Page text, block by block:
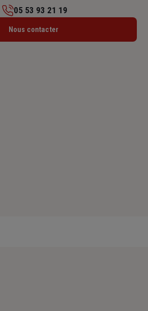
Lundi : 09h – 12h / 14h – 18h
05 53 93 21 19
Nous contacter